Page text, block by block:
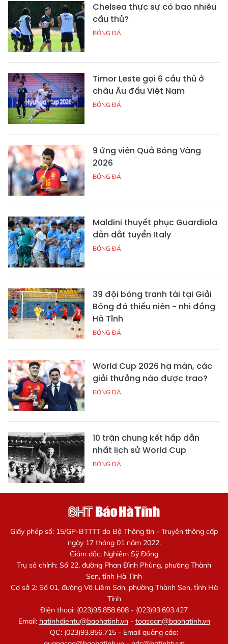
Chelsea thực sự có bao nhiêu
cầu thủ?
BÓNG ĐÁ
Timor Leste gọi 6 cầu thủ ở
châu Âu đấu Việt Nam
BÓNG ĐÁ
9 ứng viên Quả Bóng Vàng
2026
BÓNG ĐÁ
Maldini thuyết phục Guardiola
dẫn dắt tuyển Italy
BÓNG ĐÁ
39 đội bóng tranh tài tại Giải
Bóng đá thiếu niên - nhi đồng
Hà Tĩnh
BÓNG ĐÁ
World Cup 2026 hạ màn, các
giải thưởng nào được trao?
BÓNG ĐÁ
10 trận chung kết hấp dẫn
nhất lịch sử World Cup
BÓNG ĐÁ
Giấy phép số: 15/GP-BTTTT do Bộ Thông tin - Truyền thông cấp
ngày 17 tháng 01 năm 2022.
Giám đốc: Nghiêm Sỹ Đống
Trụ sở chính: Số 22, đường Phan Đình Phùng, phường Thành
Sen, tỉnh Hà Tĩnh
Cơ sở 2: Số 01, đường Võ Liêm Sơn, phường Thành Sen, tỉnh Hà
Tĩnh
Điện thoại: (023)95.858.608 - (023)93.693.427
Email: hatinhdientu@baohatinh.vn- toasoan@baohatinh.vn
QC: (023)93.856.715 - Email quảng cáo: